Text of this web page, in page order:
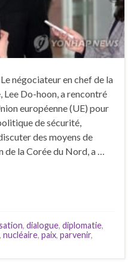
négociateur en chef de la
Lee Do-hoon, a rencontré
européenne (UE) pour
de sécurité,
des moyens de
la Corée du Nord, a …
, dialogue, diplomatie,
, nucléaire, paix, parvenir,